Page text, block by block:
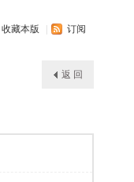
收藏本版 订阅
返 回